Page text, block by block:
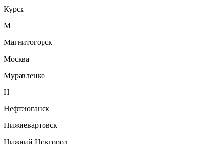
Курск
М
Магнитогорск
Москва
Муравленко
Н
Нефтеюганск
Нижневартовск
Нижний Новгород